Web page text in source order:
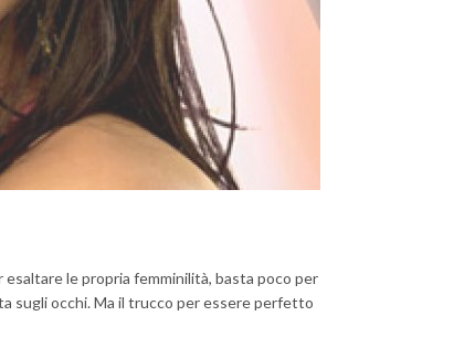
le propria femminilità, basta poco per
sugli occhi. Ma il trucco per essere perfetto